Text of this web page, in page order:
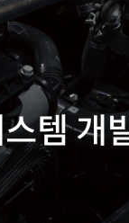
템 개